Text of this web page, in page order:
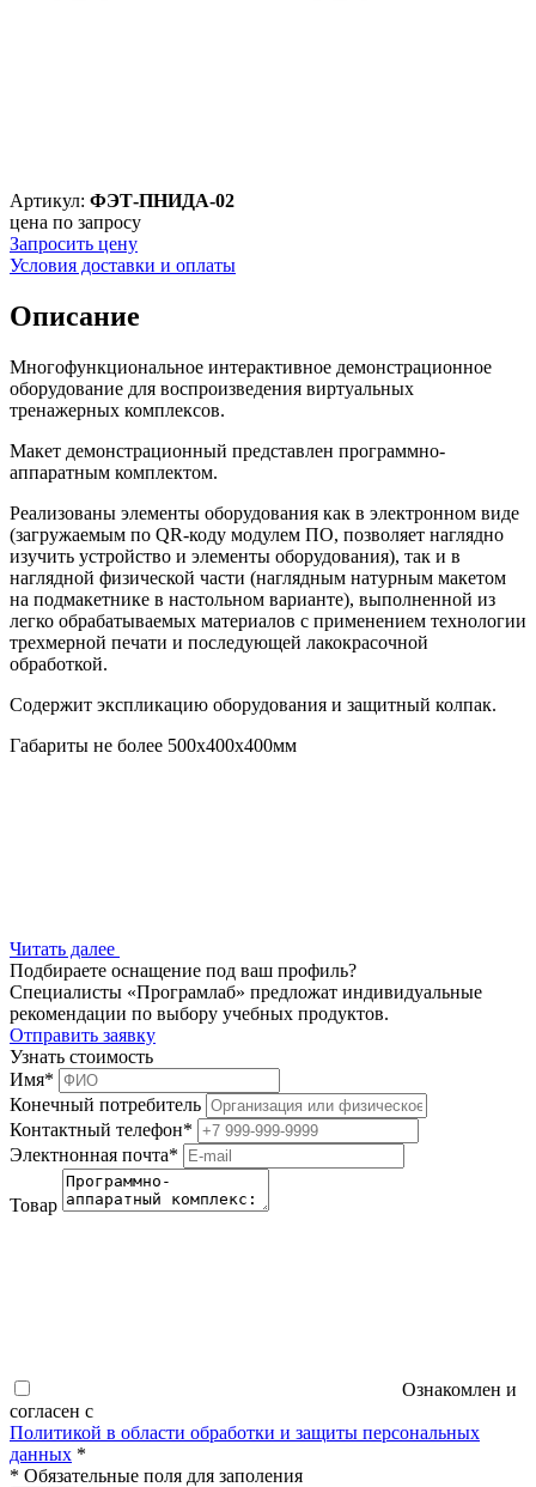
Артикул: ФЭТ-ПНИДА-02
цена по запросу
Запросить цену
Условия доставки и оплаты
Описание
Многофункциональное интерактивное демонстрационное
оборудование для воспроизведения виртуальных
тренажерных комплексов.
Макет демонстрационный представлен программно-
аппаратным комплектом.
Реализованы элементы оборудования как в электронном виде
(загружаемым по QR-коду модулем ПО, позволяет наглядно
изучить устройство и элементы оборудования), так и в
наглядной физической части (наглядным натурным макетом
на подмакетнике в настольном варианте), выполненной из
легко обрабатываемых материалов с применением технологии
трехмерной печати и последующей лакокрасочной
обработкой.
Содержит экспликацию оборудования и защитный колпак.
Габариты не более 500х400х400мм
Читать далее
Подбираете оснащение под ваш профиль?
Специалисты «Програмлаб» предложат индивидуальные
рекомендации по выбору учебных продуктов.
Отправить заявку
Узнать стоимость
Имя*
Конечный потребитель
Контактный телефон*
Электнонная почта*
Товар
Ознакомлен и
согласен с
Политикой в области обработки и защиты персональных
данных *
* Обязательные поля для заполения